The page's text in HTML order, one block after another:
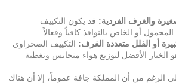
والغرف الفردية: قد يكون التكييف
أو الخاص بالنوافذ كافياً وفعالاً.
أو الفلل متعددة الغرف: التكييف الصحراوي
الخيار الأفضل لتوزيع هواء متجانس وتغطية
الرغم من أن المملكة جافة عموماً، إلا أن هناك